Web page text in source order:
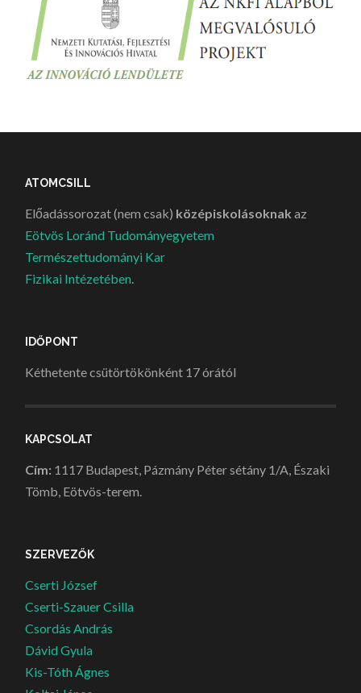
ATOMCSILL
Előadássorozat (nem csak) középiskolásoknak az
Eötvös Loránd Tudományegyetem
Természettudományi Kar
Fizikai Intézetében.
IDŐPONT
Kéthetente csütörtökönként 17 órától
KAPCSOLAT
Cím: 1117 Budapest, Pázmány Péter sétány 1/A, Északi
Tömb, Eötvös-terem.
SZERVEZŐK
Cserti József
Cserti-Szauer Csilla
Csordás András
Dávid Gyula
Kis-Tóth Ágnes